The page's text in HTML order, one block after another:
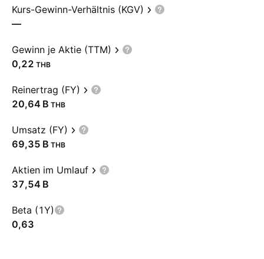
Kurs-Gewinn-Verhältnis (KGV)
—
Gewinn je Aktie (TTM)
0,22 THB
Reinertrag (FY)
‪20,64 B‬ THB
Umsatz (FY)
‪69,35 B‬ THB
Aktien im Umlauf
‪37,54 B‬
Beta (1Y)
0,63